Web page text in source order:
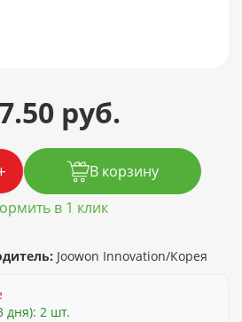
руб.
В корзину
в 1 клик
Joowon Innovation/Корея
дня): 2 шт.